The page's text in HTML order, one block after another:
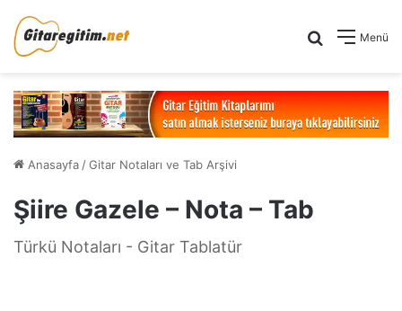
Menü
Arama yap
Anasayfa /Gitar Notaları ve Tab Arşivi
Şiire Gazele – Nota – Tab
Türkü Notaları - Gitar Tablatür